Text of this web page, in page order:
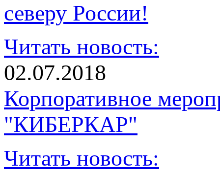
северу России!
Читать новость:
02.07.2018
Корпоративное
"КИБЕРКАР"
Читать новость: